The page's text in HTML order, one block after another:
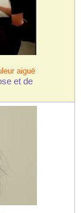
aiguë
et de